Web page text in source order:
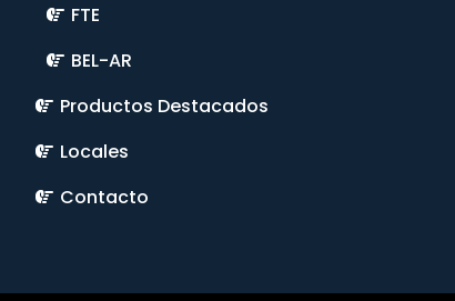
FTE
BEL-AR
Productos Destacados
Locales
Contacto